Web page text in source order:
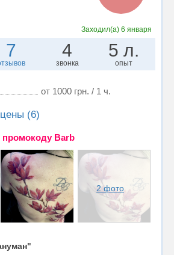
Заходил(а)6 января
7 4
звонка
5 л.
опыт
от 1000 грн. / 1 ч.
(6)
промокоду Barb
2 фото